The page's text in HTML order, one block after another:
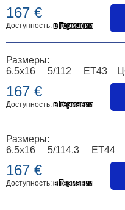
167 €
Доступность:в Германии
Размеры:
6.5x16 5/112 ET43
167 €
Доступность:в Германии
Размеры:
6.5x16 5/114.3 ET44
167 €
Доступность:в Германии